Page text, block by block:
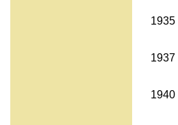
1935
1937
1940